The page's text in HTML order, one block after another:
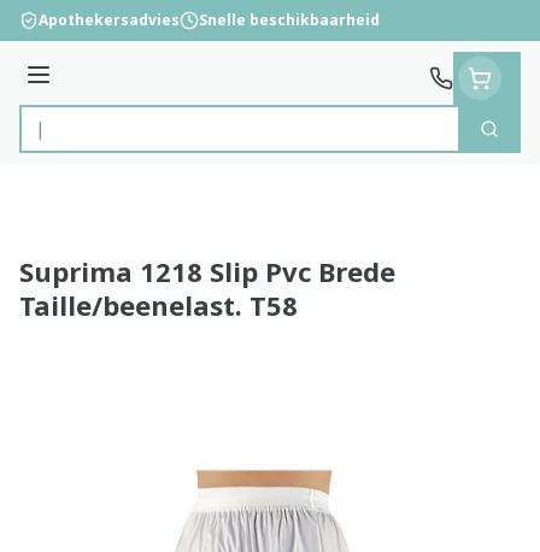
Ga naar de inhoud
Apothekersadvies Snelle beschikbaarheid
Menu
Product, merk, categorie...
Zoek
Suprima 1218 Slip Pvc Brede
Taille/beenelast. T58